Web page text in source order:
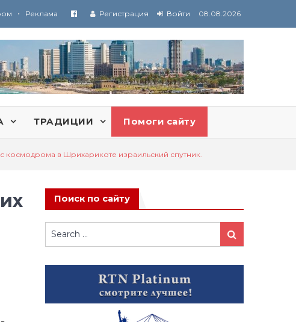
• Реклама Регистрация Войти 08.08.2026
ТРАДИЦИИ Помоги сайту
космодрома в Шрихарикоте израильский спутник.
Поиск по сайту
Search
for:
Search